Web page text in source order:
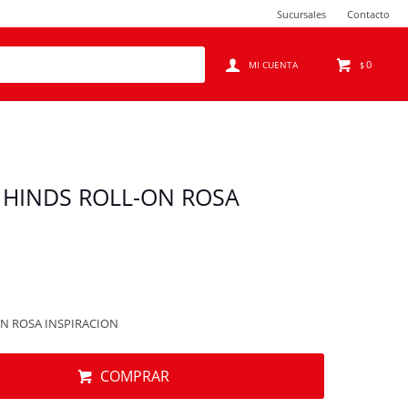
$0
Sucursales Contacto
ROLL-ON ROSA
ROSA INSPIRACION
COMPRAR